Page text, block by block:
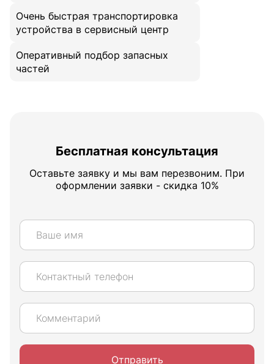
Очень быстрая транспортировка
устройства в сервисный центр
Оперативный подбор запасных
частей
Бесплатная консультация
Оставьте заявку и мы вам перезвоним. При
оформлении заявки - скидка 10%
Отправить